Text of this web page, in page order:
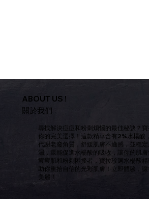
ABOUT US !
關於我們
尋找解決痘痘和粉刺煩惱的最佳秘訣？
你的完美選擇！這款精華含有2%水楊酸
代謝老廢角質，舒緩肌膚不適感，並穩
濕，還能促進水楊酸的吸收，讓你的肌
痘痘肌和粉刺困擾者，寶拉珍選水楊酸精
助你重拾自信的光彩肌膚！立即體驗，
美麗！